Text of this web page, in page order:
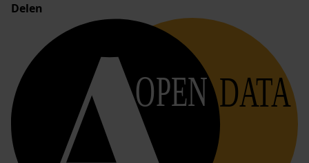
Delen
OPEN DATA